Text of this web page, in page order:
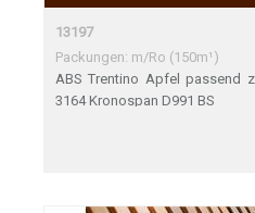
13197
Packungen: m/Ro (150m¹)
ABS Trentino Apfel passend
3164 Kronospan D991 BS